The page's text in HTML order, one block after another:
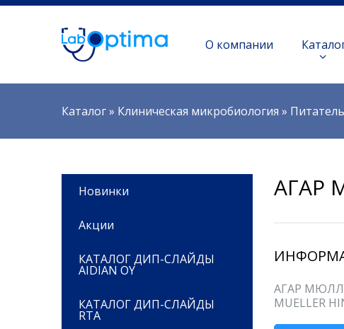
О компании
Вы здесь
Каталог» Клиническая микробиология »
Новинки
Акции
КАТАЛОГ ДИП-СЛАЙДЫ
AIDIAN OY
КАТАЛОГ ДИП-СЛАЙДЫ
RTA
АГАР
АГАР
MUELLER